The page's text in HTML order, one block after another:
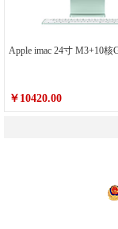
Apple imac 24寸 M3+10核
￥10420.00